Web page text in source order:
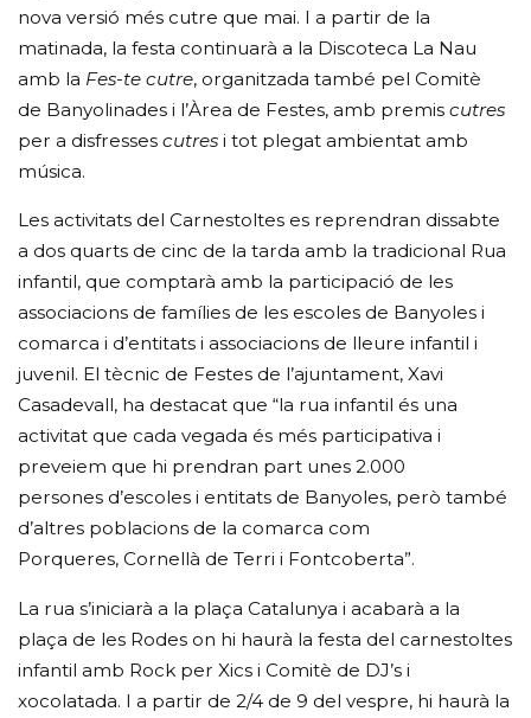
nova versió més cutre que mai. I a partir de la
matinada, la festa continuarà a la Discoteca La Nau
amb la Fes-te cutre, organitzada també pel Comitè
de Banyolinades i l’Àrea de Festes, amb premiscutres
per a disfressescutresi tot plegat ambientat amb
música.
Les activitats del Carnestoltes es reprendran dissabte
a dos quarts de cinc de la tarda amb la tradicional Rua
infantil, que comptarà amb la participació de les
associacions de famílies de les escoles de Banyoles i
comarca i d’entitats i associacions de lleure infantil i
juvenil. El tècnic de Festes de l’ajuntament, Xavi
Casadevall, ha destacat que “la rua infantil és una
activitat que cada vegada és més participativa i
preveiem que hi prendran part unes 2.000
persones d’escoles i entitats de Banyoles, però també
d’altres poblacions de la comarca com
Porqueres, Cornellà de Terri i Fontcoberta”.
La rua s’iniciarà a la plaça Catalunya i acabarà a la
plaça de les Rodes on hi haurà la festa del carnestoltes
infantil amb Rock per Xics i Comitè de DJ’s i
xocolatada. I a partir de 2/4 de 9 del vespre, hi haurà la